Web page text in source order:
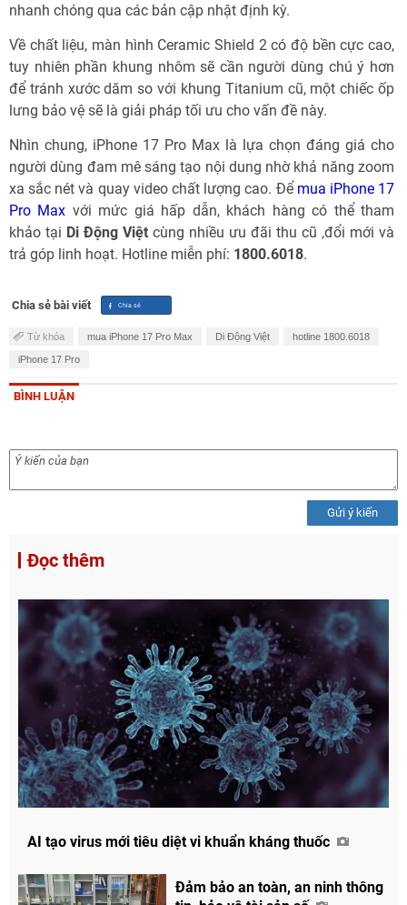
nhanh chóng qua các bản cập nhật định kỳ.
Về chất liệu, màn hình Ceramic Shield 2 có độ bền cực cao,
tuy nhiên phần khung nhôm sẽ cần người dùng chú ý hơn
để tránh xước dăm so với khung Titanium cũ, một chiếc ốp
lưng bảo vệ sẽ là giải pháp tối ưu cho vấn đề này.
Nhìn chung, iPhone 17 Pro Max là lựa chọn đáng giá cho
người dùng đam mê sáng tạo nội dung nhờ khả năng zoom
xa sắc nét và quay video chất lượng cao. Để mua iPhone 17
Pro Max với mức giá hấp dẫn, khách hàng có thể tham
khảo tại Di Động Việt cùng nhiều ưu đãi thu cũ ,đổi mới và
trả góp linh hoạt. Hotline miễn phí: 1800.6018.
Chia sẻ bài viết
Từ khóa mua iPhone 17 Pro Max Di Động Việt hotline 1800.6018
iPhone 17 Pro
BÌNH LUẬN
Gửi ý kiến
Đọc thêm
AI tạo virus mới tiêu diệt vi khuẩn kháng thuốc
Đảm bảo an toàn, an ninh thông